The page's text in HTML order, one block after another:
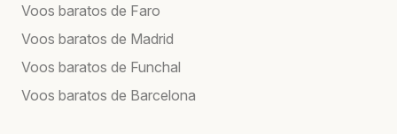
Voos baratos de Faro
Voos baratos de Madrid
Voos baratos de Funchal
Voos baratos de Barcelona